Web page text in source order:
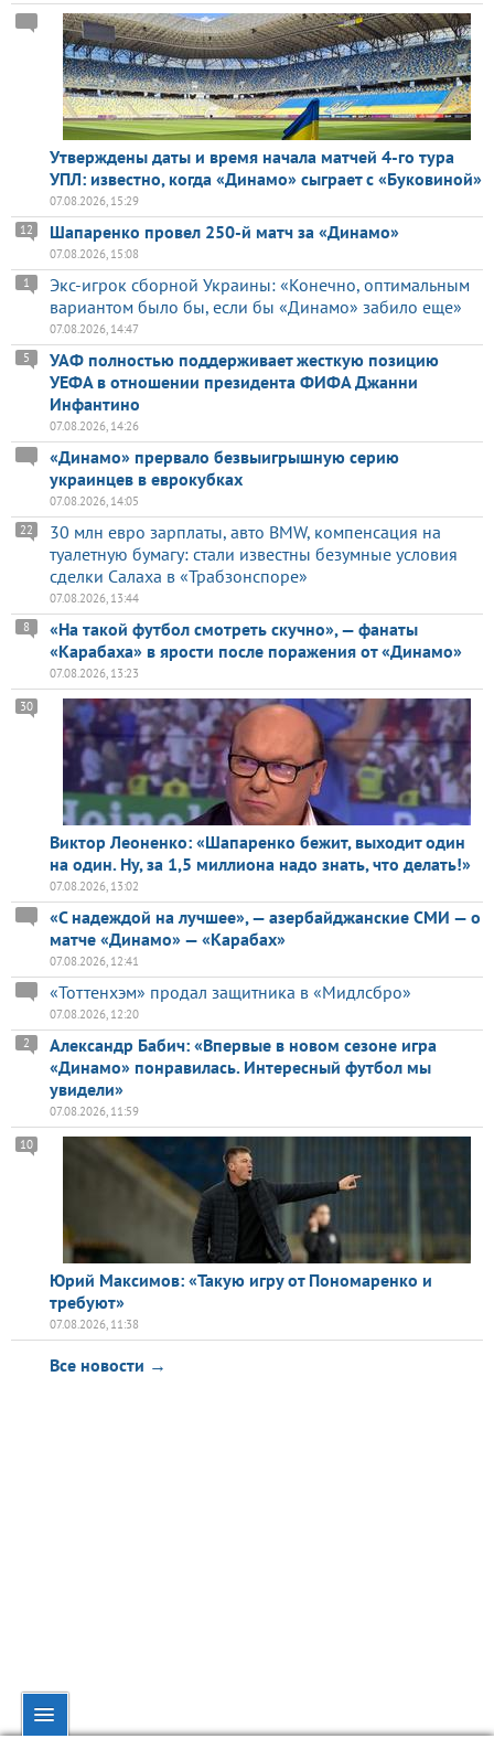
Утверждены даты и время начала матчей 4-го тура
УПЛ: известно, когда «Динамо» сыграет с «Буковиной»
07.08.2026, 15:29
Шапаренко провел 250-й матч за «Динамо»
12
07.08.2026, 15:08
Экс-игрок сборной Украины: «Конечно, оптимальным
вариантом было бы, если бы «Динамо» забило еще»
1
07.08.2026, 14:47
УАФ полностью поддерживает жесткую позицию
УЕФА в отношении президента ФИФА Джанни
Инфантино
5
07.08.2026, 14:26
«Динамо» прервало безвыигрышную серию
украинцев в еврокубках
07.08.2026, 14:05
30 млн евро зарплаты, авто BMW, компенсация на
туалетную бумагу: стали известны безумные условия
сделки Салаха в «Трабзонспоре»
22
07.08.2026, 13:44
«На такой футбол смотреть скучно», — фанаты
«Карабаха» в ярости после поражения от «Динамо»
8
07.08.2026, 13:23
Виктор Леоненко: «Шапаренко бежит, выходит один
на один. Ну, за 1,5 миллиона надо знать, что делать!»
30
07.08.2026, 13:02
«С надеждой на лучшее», — азербайджанские СМИ — о
матче «Динамо» — «Карабах»
07.08.2026, 12:41
«Тоттенхэм» продал защитника в «Мидлсбро»
07.08.2026, 12:20
Александр Бабич: «Впервые в новом сезоне игра
«Динамо» понравилась. Интересный футбол мы
увидели»
2
07.08.2026, 11:59
Юрий Максимов: «Такую игру от Пономаренко и
требуют»
10
07.08.2026, 11:38
Все новости →